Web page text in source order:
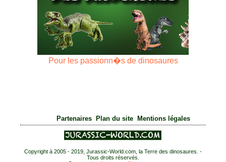
Pour les passionn�s de dinosaures
Partenaires| Plan du site| Mentions légales
Copyright à 2005 - 2019, Jurassic-World.com, la Terre des dinosaures. -
Tous droits réservés.